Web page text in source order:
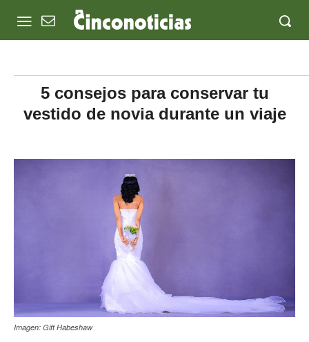
5 consejos para conservar tu
vestido de novia durante un viaje
Imagen: Gift Habeshaw